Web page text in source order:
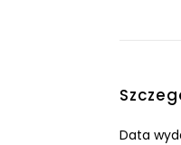
Data